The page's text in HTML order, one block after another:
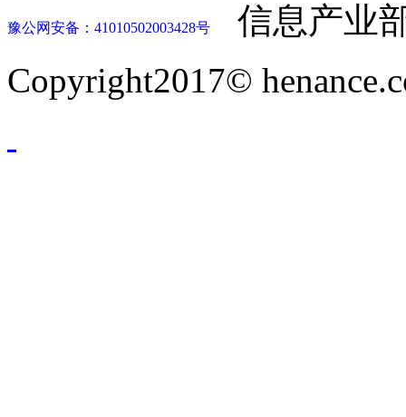
豫公网安备：41010502003428号
信息产业
Copyright2017©